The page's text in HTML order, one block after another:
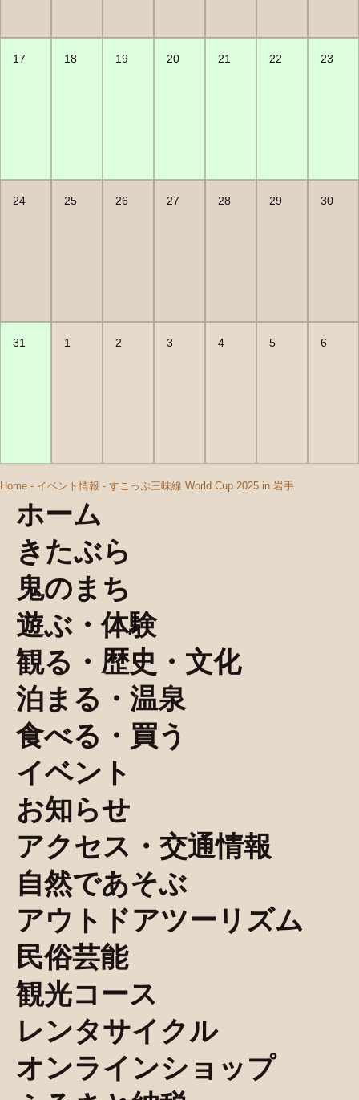
17 18 19 20 21 22 23
24 25 26 27 28 29 30
31 1 2 3 4 5 6
Home - イベント情報 - すこっぷ三味線 World Cup 2025 in 岩手
ホーム
きたぶら
鬼のまち
遊ぶ・体験
観る・歴史・文化
泊まる・温泉
食べる・買う
イベント
お知らせ
アクセス・交通情報
自然であそぶ
アウトドアツーリズム
民俗芸能
観光コース
レンタサイクル
オンラインショップ